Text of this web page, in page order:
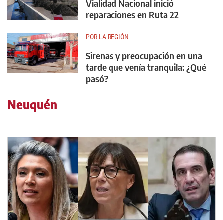
Vialidad Nacional inició
reparaciones en Ruta 22
POR LA REGIÓN
Sirenas y preocupación en una
tarde que venía tranquila: ¿Qué
pasó?
Neuquén